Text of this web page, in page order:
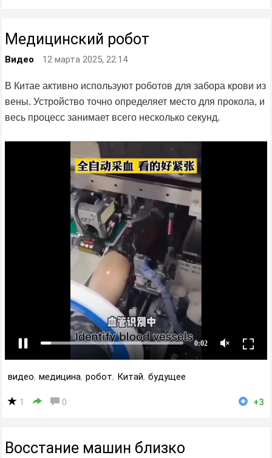
Медицинский робот
Видео 12 марта 2025, 22:14
В Китае активно используют роботов для забора крови из
вены. Устройство точно определяет место для прокола, и
весь процесс занимает всего несколько секунд.
видео, медицина, робот, Китай, будущее
1 0 +3
Восстание машин близко